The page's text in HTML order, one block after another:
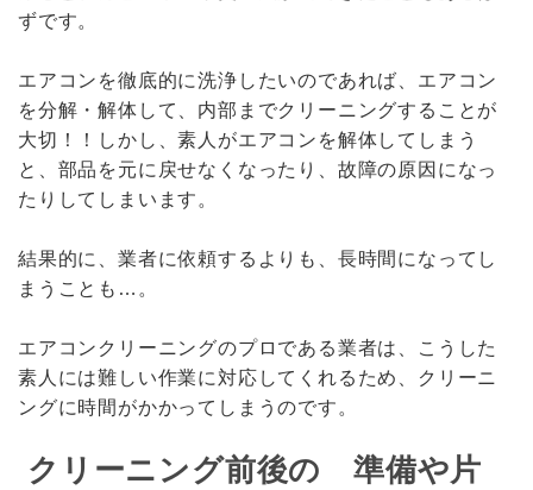
ずです。
エアコンを徹底的に洗浄したいのであれば、エアコン
を分解・解体して、内部までクリーニングすることが
大切！！しかし、素人がエアコンを解体してしまう
と、部品を元に戻せなくなったり、故障の原因になっ
たりしてしまいます。
結果的に、業者に依頼するよりも、長時間になってし
まうことも…。
エアコンクリーニングのプロである業者は、こうした
素人には難しい作業に対応してくれるため、クリーニ
ングに時間がかかってしまうのです。
クリーニング前後の 準備や片